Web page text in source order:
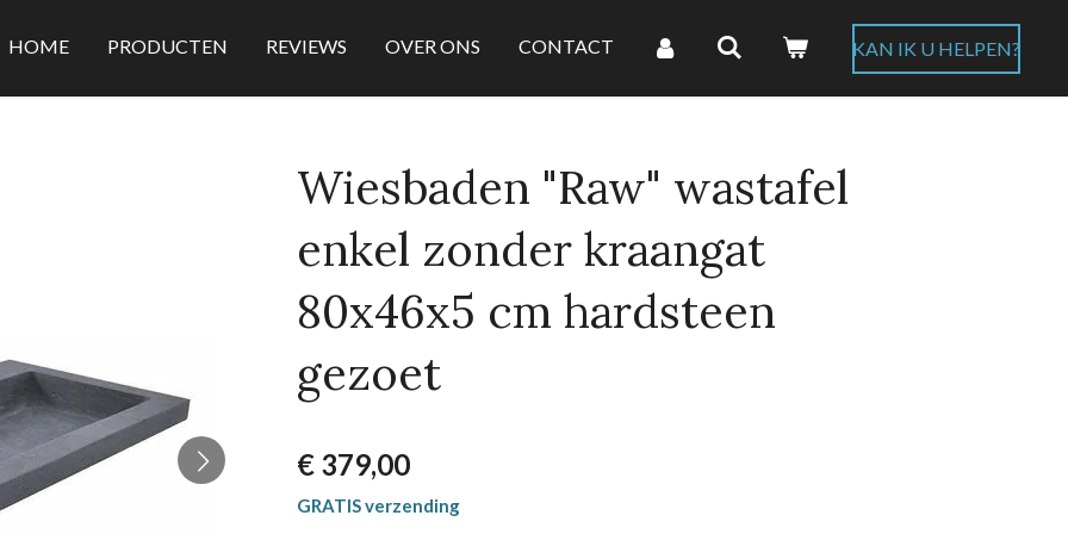
HOME PRODUCTEN REVIEWS OVER ONS CONTACT KAN IK U HELPEN?
Wiesbaden "Raw" wastafel
enkel zonder kraangat
80x46x5 cm hardsteen
gezoet
€ 379,00
GRATIS verzending